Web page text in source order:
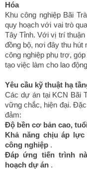
Hóa
Khu công nghiệp Bãi
quy hoạch với vai trò
Tây Tỉnh. Với vị trí
đồng bộ, nơi đây thu hút
công nghiệp phụ trợ,
tạo việc làm cho lao
Yêu cầu kỹ thuật hạ
Các dự án tại KCN Bãi
vững chắc, hiện đại.
đảm:
Độ bền cơ bản cao,
Khả năng chịu áp
công nghiệp .
Đáp ứng tiến trình
hoạch dự án .